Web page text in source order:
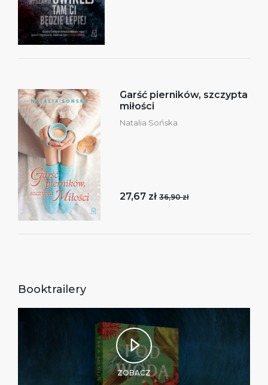
Garść pierników, szczypta
miłości
Natalia Sońska
27,67 zł 36,90 zł
Booktrailery
ZOBACZ